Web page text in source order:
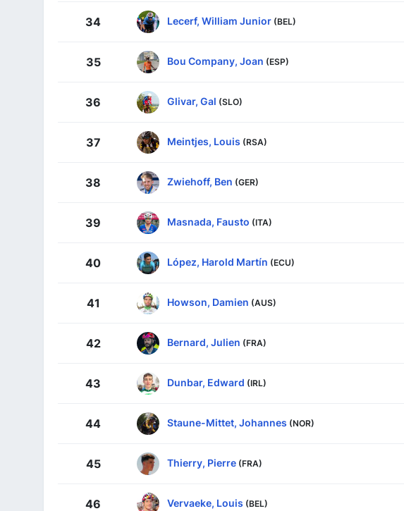
34 Lecerf, William Junior (BEL)
35 Bou Company, Joan (ESP)
36 Glivar, Gal (SLO)
37 Meintjes, Louis (RSA)
38 Zwiehoff, Ben (GER)
39 Masnada, Fausto (ITA)
40 López, Harold Martín (ECU)
41 Howson, Damien (AUS)
42 Bernard, Julien (FRA)
43 Dunbar, Edward (IRL)
44 Staune-Mittet, Johannes (NOR)
45 Thierry, Pierre (FRA)
46 Vervaeke, Louis (BEL)